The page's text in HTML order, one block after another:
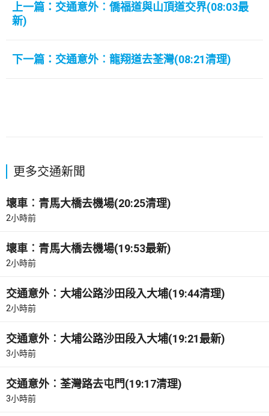
上一篇：交通意外︰僑福道與山頂道交界(08:03最
新)
下一篇：交通意外︰龍翔道去荃灣(08:21清理)
更多交通新聞
壞車︰青馬大橋去機場(20:25清理)
2小時前
壞車︰青馬大橋去機場(19:53最新)
2小時前
交通意外︰大埔公路沙田段入大埔(19:44清理)
2小時前
交通意外︰大埔公路沙田段入大埔(19:21最新)
3小時前
交通意外︰荃灣路去屯門(19:17清理)
3小時前